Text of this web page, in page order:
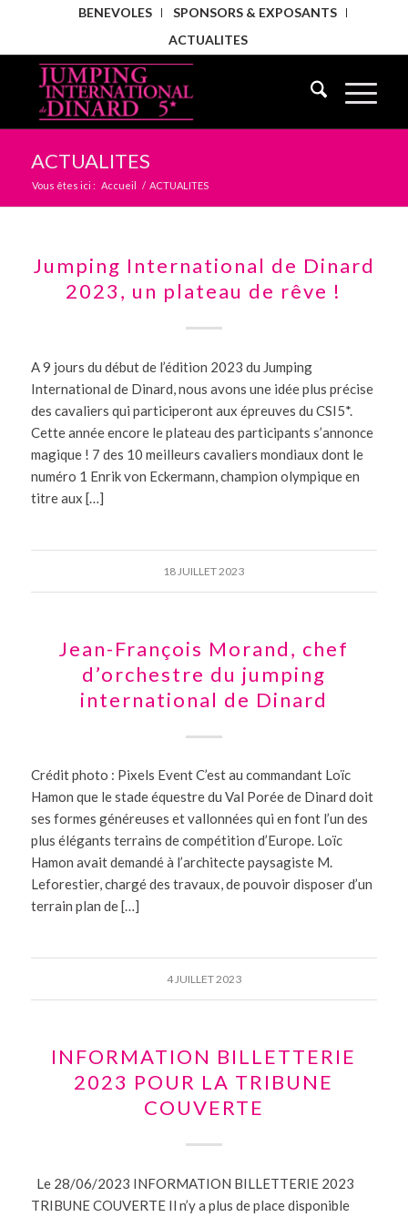
BENEVOLES
SPONSORS & EXPOSANTS
ACTUALITES
ACTUALITES
Vous êtes ici : Accueil / ACTUALITES
Jumping International de Dinard
2023, un plateau de rêve !
A 9 jours du début de l’édition 2023 du Jumping
International de Dinard, nous avons une idée plus précise
des cavaliers qui participeront aux épreuves du CSI5*.
Cette année encore le plateau des participants s’annonce
magique ! 7 des 10 meilleurs cavaliers mondiaux dont le
numéro 1 Enrik von Eckermann, champion olympique en
titre aux […]
18 JUILLET 2023
Jean-François Morand, chef
d’orchestre du jumping
international de Dinard
Crédit photo : Pixels Event C’est au commandant Loïc
Hamon que le stade équestre du Val Porée de Dinard doit
ses formes généreuses et vallonnées qui en font l’un des
plus élégants terrains de compétition d’Europe. Loïc
Hamon avait demandé à l’architecte paysagiste M.
Leforestier, chargé des travaux, de pouvoir disposer d’un
terrain plan de […]
4 JUILLET 2023
INFORMATION BILLETTERIE
2023 POUR LA TRIBUNE
COUVERTE
Le 28/06/2023 INFORMATION BILLETTERIE 2023
TRIBUNE COUVERTE Il n’y a plus de place disponible